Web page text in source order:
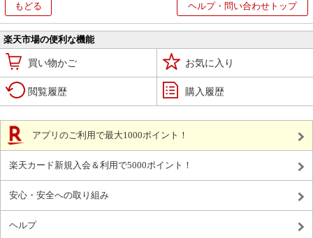
もどる ヘルプ・問い合わせトップ
楽天市場の便利な機能
買い物かご お気に入り
閲覧履歴 購入履歴
アプリのご利用で最大1000ポイント！
楽天カード新規入会＆利用で5000ポイント！
安心・安全への取り組み
ヘルプ